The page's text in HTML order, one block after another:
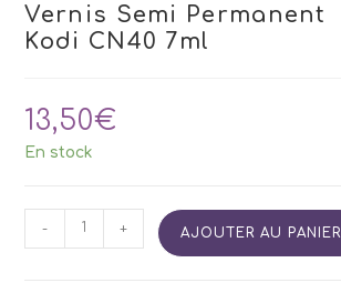
Vernis Semi Permanent
Kodi CN40 7ml
13,50€
En stock
quantité
- + AJOUTER AU PANIER